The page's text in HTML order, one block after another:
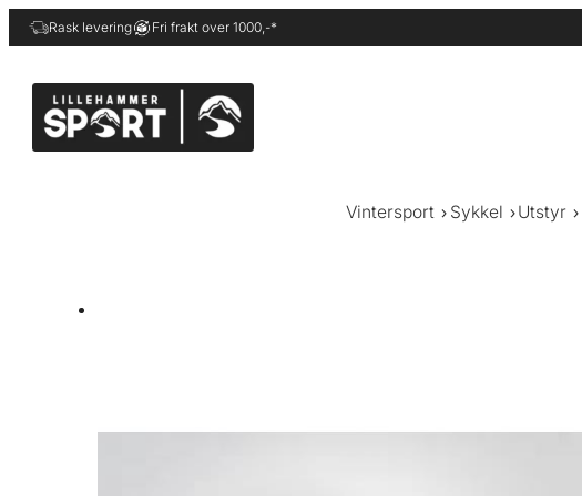
Hopp
til
Rask levering Fri frakt over 1000,-*
Vintersport Sykkel Utstyr